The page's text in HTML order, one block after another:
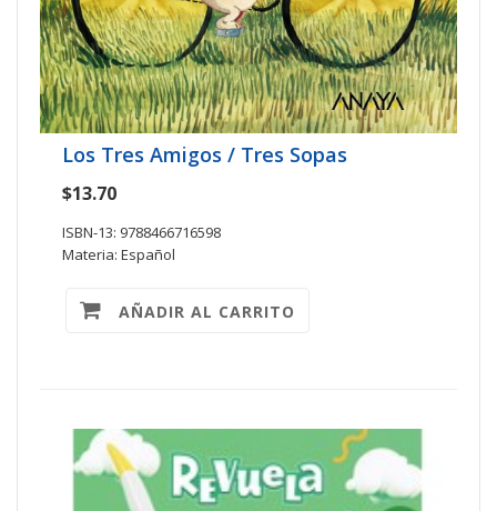
Los Tres Amigos / Tres Sopas
$13.70
ISBN-13: 9788466716598
Materia: Español
AÑADIR AL CARRITO